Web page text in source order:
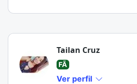
Tailan Cruz
FÃ
Ver perfil